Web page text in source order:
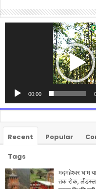
00:00
Recent Popular
Tags
मद्महेश्वर धाम
तक रोक,